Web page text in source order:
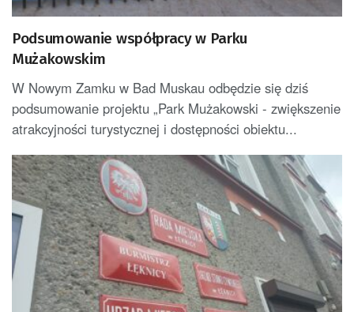
Podsumowanie współpracy w Parku
Mużakowskim
W Nowym Zamku w Bad Muskau odbędzie się dziś
podsumowanie projektu „Park Mużakowski - zwiększenie
atrakcyjności turystycznej i dostępności obiektu...